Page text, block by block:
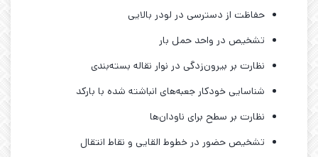
حفاظت از دسترسی در لودر بالایی
تشخیص در واحد حمل بار
نظارت بر بیرون‌زدگی در نوار نقاله بسته‌بندی
شناسایی خودکار جعبه‌های انباشته شده با بارکد
نظارت بر سطح برای ناودان‌ها
تشخیص حضور در خطوط القایی و نقاط انتقال